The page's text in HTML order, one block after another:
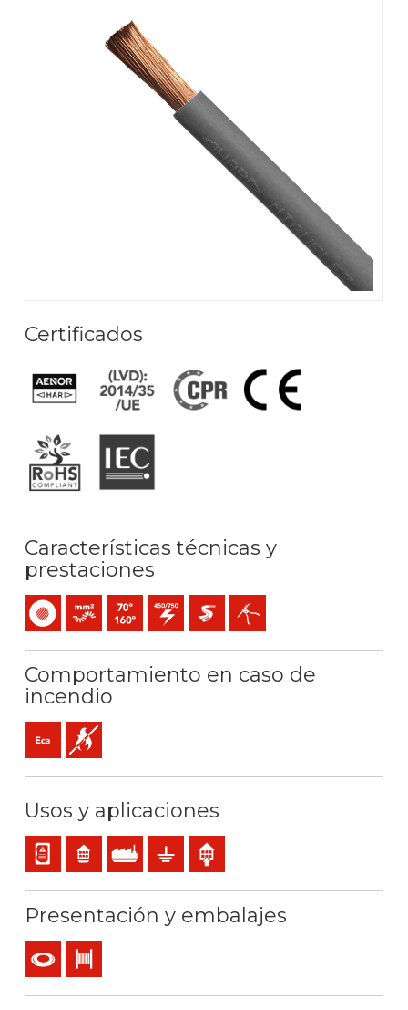
Certificados
Características técnicas y
prestaciones
Unipolar Conductor flexible (clase 5) mm2
Temperatura máx. servicio: 70ºC / 160ºC
450 / 750 V C.A.Extra-deslizante
Fácil pelado
Comportamiento en caso de
incendio
Eca (reacción al fuego)
No propagador de la llama
Usos y aplicaciones
Cableado interno de cuadros o equipos
ResidencialUso industrialPuesta a tierra
Uso interior
Presentación y embalajes
Bobina